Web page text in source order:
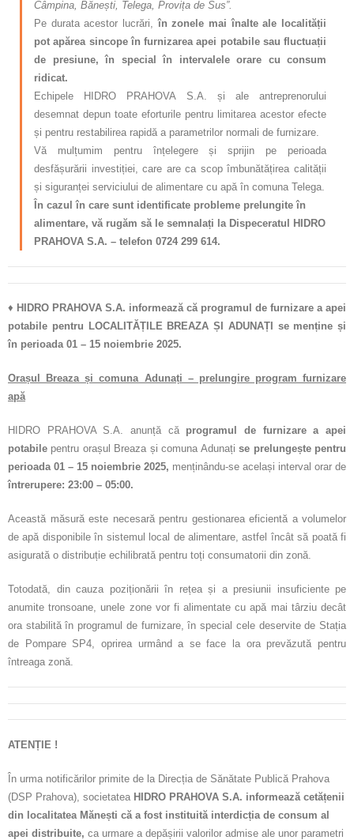
Câmpina, Bănești, Telega, Provița de Sus”.
Pe durata acestor lucrări,în zonele mai înalte ale localității
pot apărea sincope în furnizarea apei potabile sau fluctuații
de presiune, în special în intervalele orare cu consum
ridicat.
Echipele HIDRO PRAHOVA S.A. și ale antreprenorului
desemnat depun toate eforturile pentru limitarea acestor efecte
și pentru restabilirea rapidă a parametrilor normali de furnizare.
Vă mulțumim pentru înțelegere și sprijin pe perioada
desfășurării investiției, care are ca scop îmbunătățirea calității
și siguranței serviciului de alimentare cu apă în comuna Telega.
În cazul în care sunt identificate probleme prelungite în
alimentare, vă rugăm să le semnalați la Dispeceratul HIDRO
PRAHOVA S.A. – telefon 0724 299 614.
♦ HIDRO PRAHOVA S.A. informează că programul de furnizare a apei
potabile pentru LOCALITĂȚILE BREAZA ȘI ADUNAȚI se menține și
în perioada 01 – 15 noiembrie 2025.
Orașul Breaza și comuna Adunați – prelungire program furnizare
apă
HIDRO PRAHOVA S.A. anunță că programul de furnizare a apei
potabile pentru orașul Breaza și comuna Adunațise prelungește pentru
perioada 01 – 15 noiembrie 2025, menținându-se același interval orar de
întrerupere: 23:00 – 05:00.
Această măsură este necesară pentru gestionarea eficientă a volumelor
de apă disponibile în sistemul local de alimentare, astfel încât să poată fi
asigurată o distribuție echilibrată pentru toți consumatorii din zonă.
Totodată, din cauza poziționării în rețea și a presiunii insuficiente pe
anumite tronsoane, unele zone vor fi alimentate cu apă mai târziu decât
ora stabilită în programul de furnizare, în special cele deservite de Stația
de Pompare SP4, oprirea urmând a se face la ora prevăzută pentru
întreaga zonă.
ATENȚIE !
În urma notificărilor primite de la Direcția de Sănătate Publică Prahova
(DSP Prahova), societatea HIDRO PRAHOVA S.A. informează cetățenii
din localitatea Mănești că a fost instituită interdicția de consum al
apei distribuite, ca urmare a depășirii valorilor admise ale unor parametri